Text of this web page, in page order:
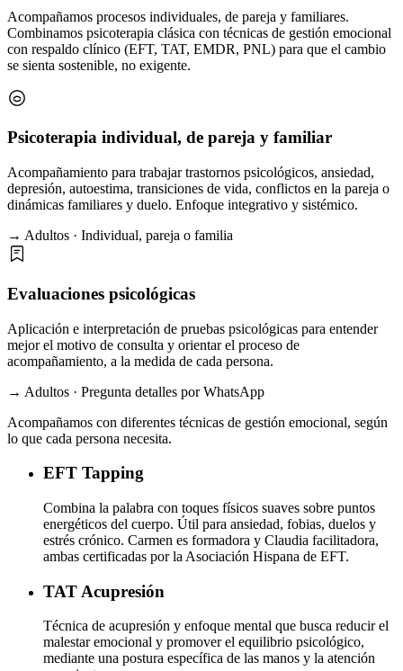
Acompañamos procesos individuales, de pareja y familiares.
Combinamos psicoterapia clásica con técnicas de gestión emocional
con respaldo clínico (EFT, TAT, EMDR, PNL) para que el cambio
se sienta sostenible, no exigente.
Psicoterapia individual, de pareja y familiar
Acompañamiento para trabajar trastornos psicológicos, ansiedad,
depresión, autoestima, transiciones de vida, conflictos en la pareja o
dinámicas familiares y duelo. Enfoque integrativo y sistémico.
→ Adultos · Individual, pareja o familia
Evaluaciones psicológicas
Aplicación e interpretación de pruebas psicológicas para entender
mejor el motivo de consulta y orientar el proceso de
acompañamiento, a la medida de cada persona.
→ Adultos · Pregunta detalles por WhatsApp
Acompañamos con diferentes técnicas de gestión emocional, según
lo que cada persona necesita.
EFT Tapping
Combina la palabra con toques físicos suaves sobre puntos
energéticos del cuerpo. Útil para ansiedad, fobias, duelos y
estrés crónico. Carmen es formadora y Claudia facilitadora,
ambas certificadas por la Asociación Hispana de EFT.
TAT Acupresión
Técnica de acupresión y enfoque mental que busca reducir el
malestar emocional y promover el equilibrio psicológico,
mediante una postura específica de las manos y la atención